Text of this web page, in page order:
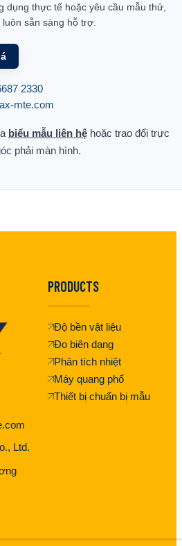
dụng thực tế hoặc yêu cầu mẫu thử,
sẵn sàng hỗ trợ.
2330
mte.com
biểu mẫu liên hệ hoặc trao đổi trực
phải màn hình.
Ltd.
PRODUCTS
Độ bền vật liệu
Đo biên dạng
Phân tích nhiệt
Máy quang phổ
Thiết bị chuẩn bị mẫu